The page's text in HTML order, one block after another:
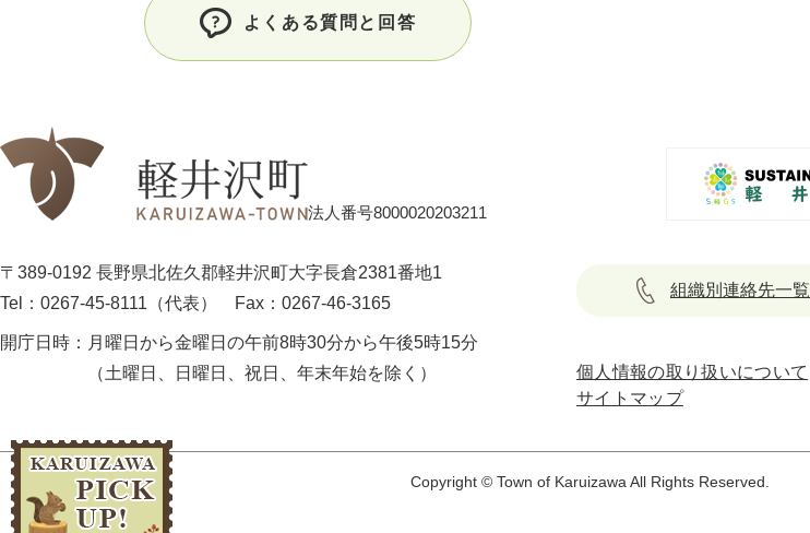
よくある質問と回答
法人番号8000020203211
〒389-0192 長野県北佐久郡軽井沢町大字長倉2381番地1
Tel：0267-45-8111（代表）
Fax：0267-46-3165
開庁日時： 月曜日から金曜日の午前8時30分から午後5時15分
（土曜日、日曜日、祝日、年末年始を除く）
組織別連絡先一覧
個人情報の取り扱いについて
サイトマップ
Copyright © Town of Karuizawa All Rights Reserved.